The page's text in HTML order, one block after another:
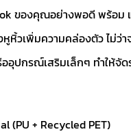
ของคุณอย่างพอดี พร้อม
วเพิ่มความคล่องตัว ไม่ว่า
ปกรณ์เสริมเล็กๆ ทำให้จัด
(PU + Recycled PET)